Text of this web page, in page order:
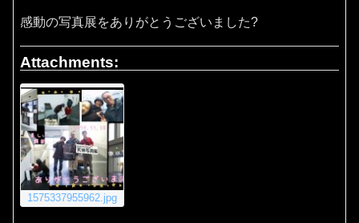
感動の写真展をありがとうございました?
Attachments:
1575337955962.jpg